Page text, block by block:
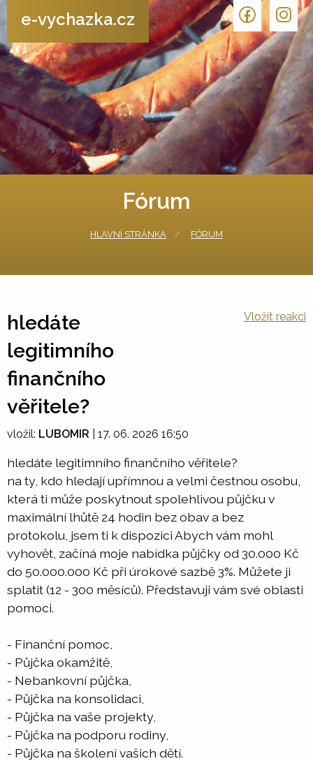
e-vychazka.cz
Fórum
HLAVNÍ STRÁNKA FÓRUM
hledáte
legitimního
finančního
věřitele?
Vložit reakci
vložil: LUBOMIR 17. 06. 2026 16:50
hledáte legitimního finančního věřitele?
na ty, kdo hledají upřímnou a velmi čestnou osobu,
která ti může poskytnout spolehlivou půjčku v
maximální lhůtě 24 hodin bez obav a bez
protokolu, jsem ti k dispozici Abych vám mohl
vyhovět, začíná moje nabídka půjčky od 30.000 Kč
do 50.000.000 Kč při úrokové sazbě 3%. Můžete ji
splatit (12 - 300 měsíců). Představuji vám své oblasti
pomoci.
- Finanční pomoc,
- Půjčka okamžitě,
- Nebankovní půjčka,
- Půjčka na konsolidaci,
- Půjčka na vaše projekty,
- Půjčka na podporu rodiny,
- Půjčka na školení vašich dětí.